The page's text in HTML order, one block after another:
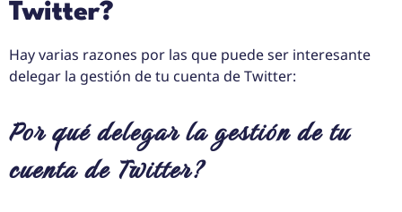
Twitter?
Hay varias razones por las que puede ser interesante
delegar la gestión de tu cuenta de Twitter:
Por qué delegar la gestión de tu
cuenta de Twitter?